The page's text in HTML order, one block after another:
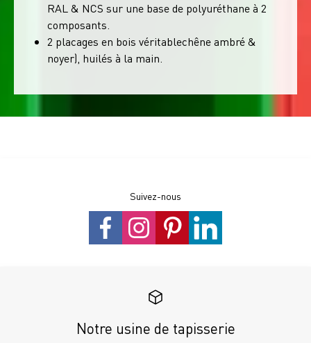
RAL & NCS sur une base de polyuréthane à 2
composants.
2 placages en bois véritablechêne ambré &
noyer), huilés à la main.
Suivez-nous
Notre usine de tapisserie